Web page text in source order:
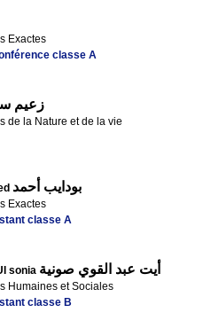
Exactes
classe A
زعيم
de la Nature et de la vie
بودايب أحمد
Exactes
classe A
sonia أيت عبد القوي صونية
Humaines et Sociales
classe B